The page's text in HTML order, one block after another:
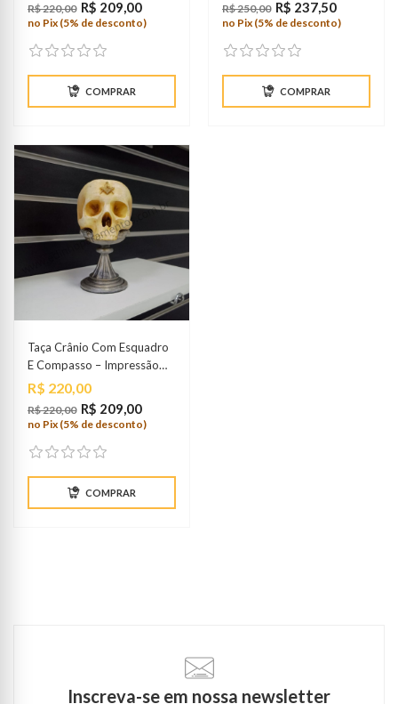
R$ 220,00 R$ 209,00
no Pix (5% de desconto)
COMPRAR
R$ 250,00 R$ 237,50
no Pix (5% de desconto)
COMPRAR
Taça Crânio Com Esquadro
E Compasso – Impressão
3D
Preço
R$ 220,00
R$ 220,00 R$ 209,00
no Pix (5% de desconto)
COMPRAR
Inscreva-se em nossa newsletter